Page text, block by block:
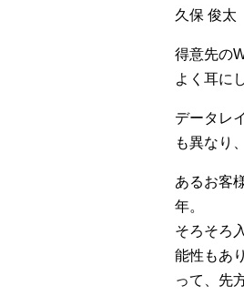
久保 俊太
得意先の
よく耳に
データレ
も異なり
あるお客
年。
そろそろ
能性もあ
って、先